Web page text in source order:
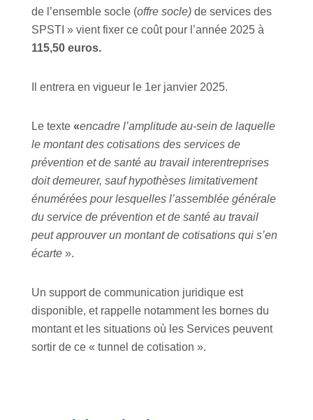
de l’ensemble socle (offre socle)de services des
SPSTI » vient fixer ce coût pour l’année 2025 à
115,50 euros.
Il entrera en vigueur le 1er janvier 2025.
Le texte«encadre l’amplitude au-sein de laquelle
le montant des cotisations des services de
prévention et de santé au travail interentreprises
doit demeurer, sauf hypothèses limitativement
énumérées pour lesquelles l’assemblée générale
du service de prévention et de santé au travail
peut approuver un montant de cotisations qui s’en
écarte ».
Un support de communication juridique est
disponible, et rappelle notamment les bornes du
montant et les situations où les Services peuvent
sortir de ce « tunnel de cotisation ».